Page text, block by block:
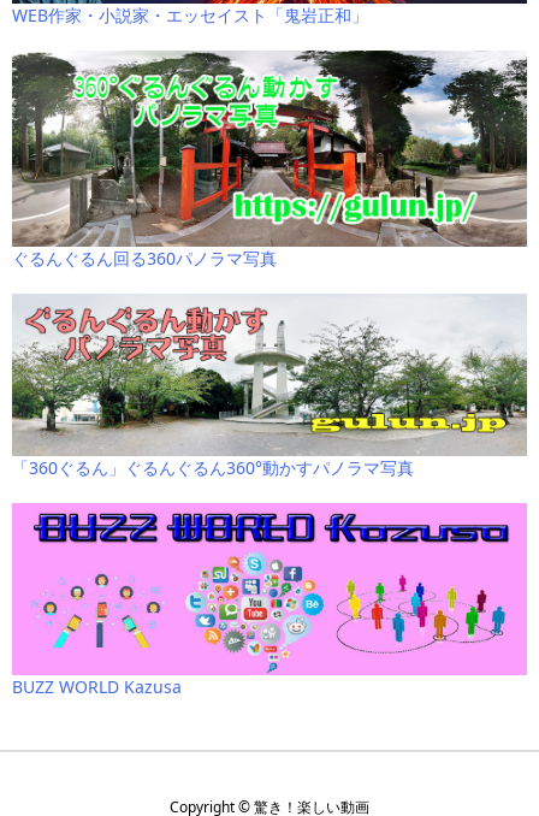
WEB作家・小説家・エッセイスト「鬼岩正和」
ぐるんぐるん回る360パノラマ写真
「360ぐるん」ぐるんぐるん360°動かすパノラマ写真
BUZZ WORLD Kazusa
Copyright ©驚き！楽しい動画